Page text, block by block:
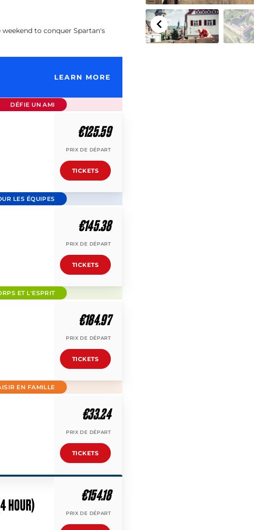
to conquer Spartan's
LEARN MORE
DÉFIE UN AMI
€125.59
PRIX DE DÉPART
TICKETS
LES ÉQUIPES
€145.38
PRIX DE DÉPART
TICKETS
ET L'ESPRIT
€184.97
PRIX DE DÉPART
TICKETS
EN FAMILLE
€33.24
PRIX DE DÉPART
TICKETS
HOUR)
€154.18
PRIX DE DÉPART